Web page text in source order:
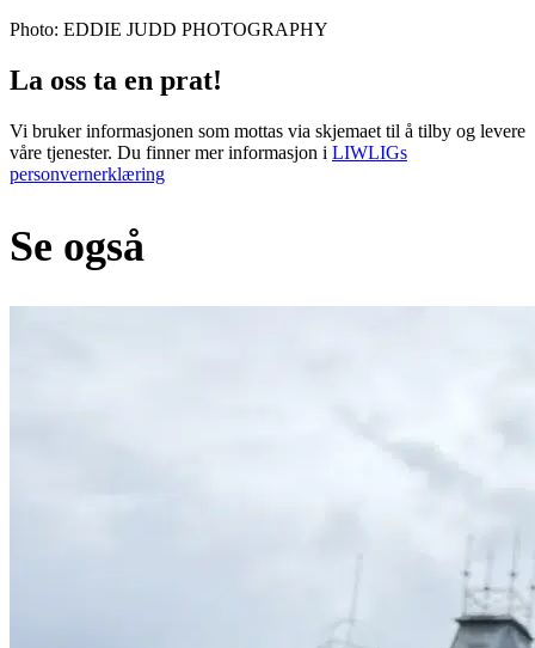
Photo: EDDIE JUDD PHOTOGRAPHY
La oss ta en prat!
Vi bruker informasjonen som mottas via skjemaet til å tilby og levere
våre tjenester. Du finner mer informasjon i LIWLIGs
personvernerklæring
Se også